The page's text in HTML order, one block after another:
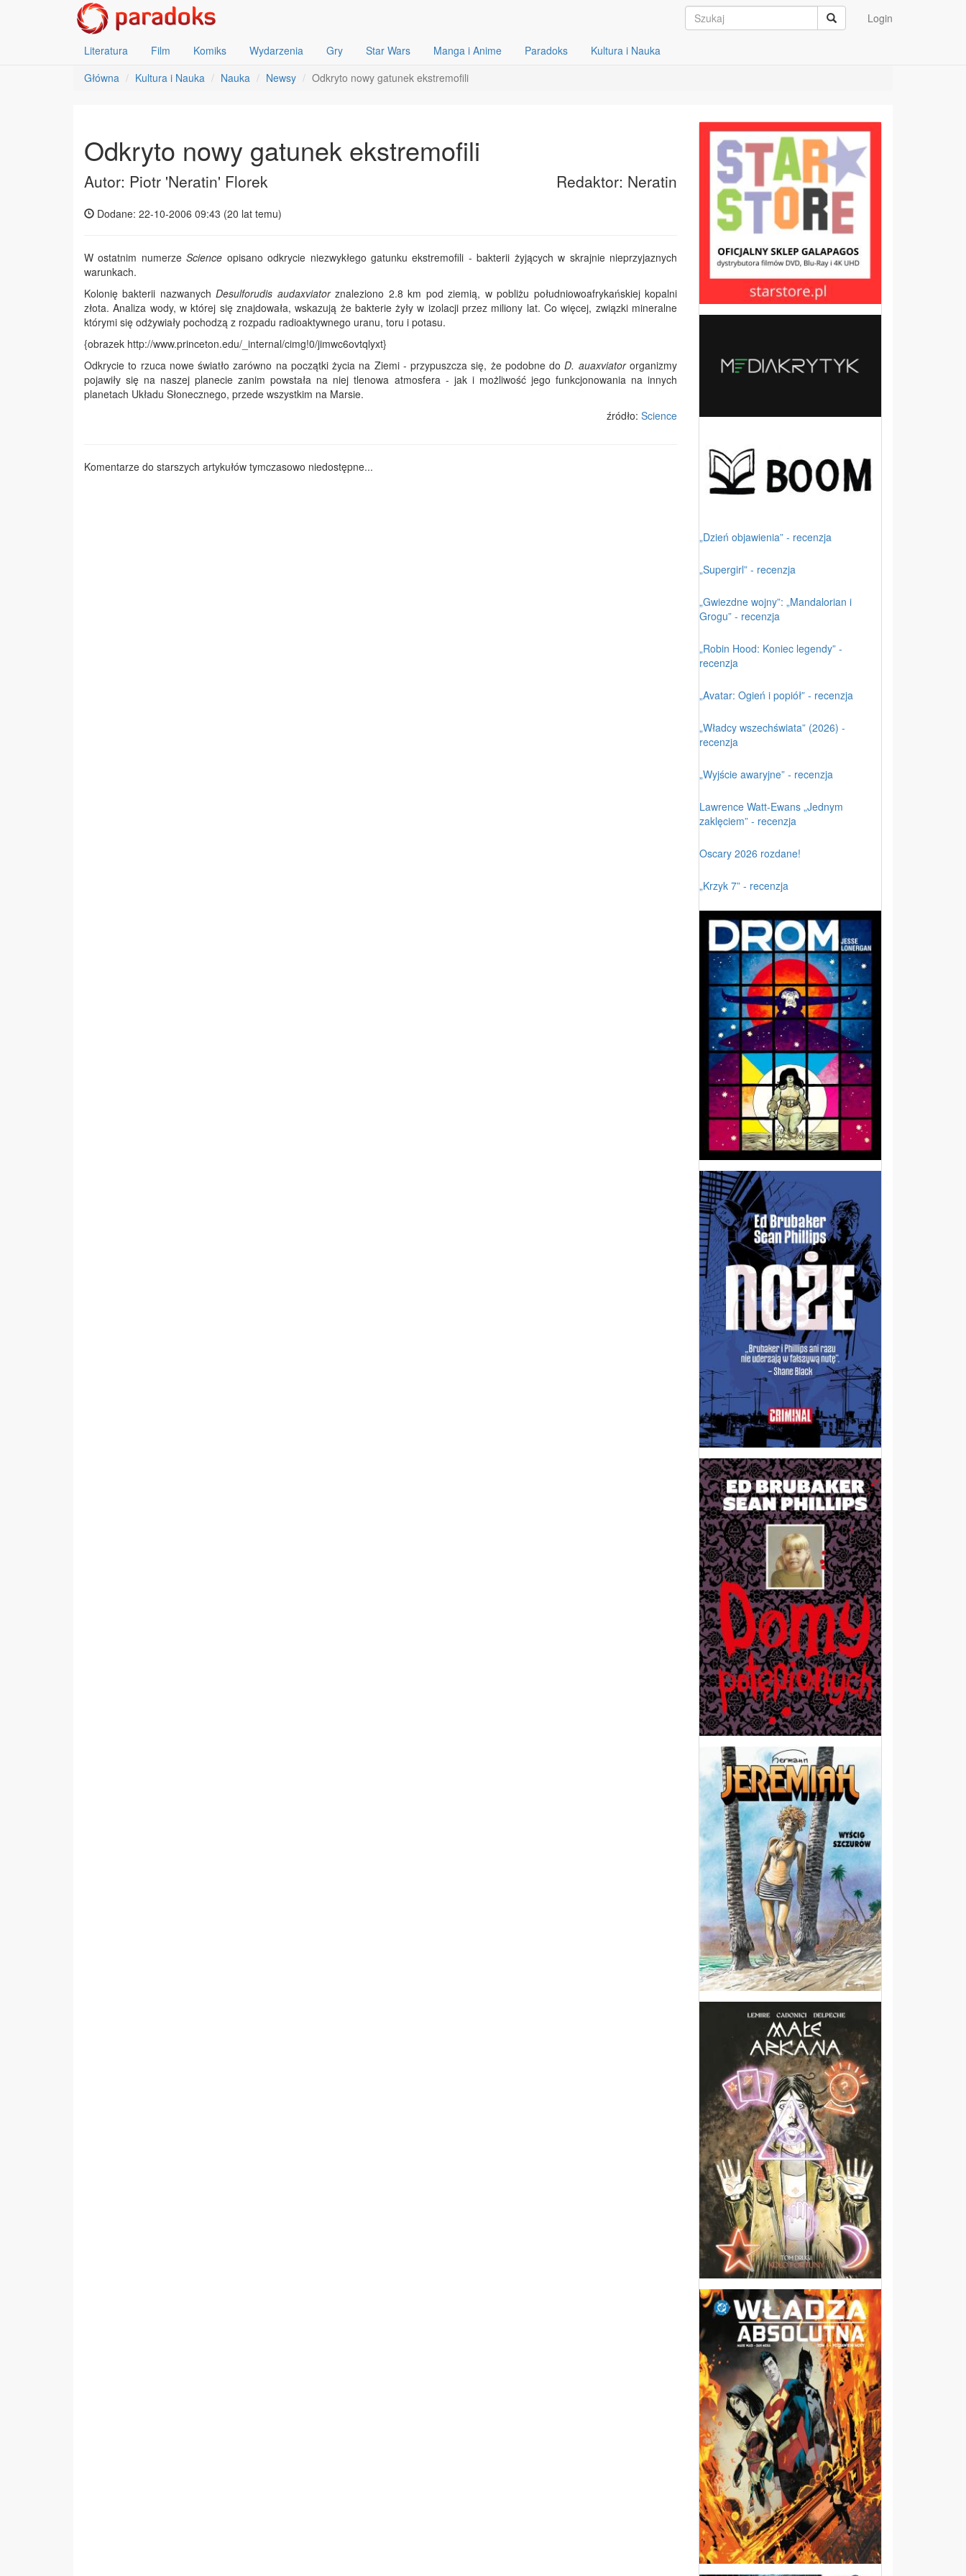
Login
Literatura Film Komiks Wydarzenia Gry Star Wars Manga i Anime Paradoks
Kultura i Nauka
Główna
Kultura i Nauka Nauka Newsy Odkryto nowy gatunek ekstremofili
Odkryto nowy gatunek ekstremofili
Autor: Piotr 'Neratin' Florek Redaktor: Neratin
Dodane: 22-10-2006 09:43 (20 lat temu)
W ostatnim numerzeScience opisano odkrycie niezwykłego gatunku ekstremofili - bakterii żyjących w skrajnie nieprzyjaznych
warunkach.
Kolonię bakterii nazwanychDesulforudis audaxviatorznaleziono 2.8 km pod ziemią, w pobliżu południowoafrykańskiej kopalni
złota. Analiza wody, w której się znajdowała, wskazują że bakterie żyły w izolacji przez miliony lat. Co więcej, związki mineralne
którymi się odżywiały pochodzą z rozpadu radioaktywnego uranu, toru i potasu.
{obrazek http://www.princeton.edu/_internal/cimg!0/jimwc6ovtqlyxt}
Odkrycie to rzuca nowe światło zarówno na początki życia na Ziemi - przypuszcza się, że podobne doD. auaxviatororganizmy
pojawiły się na naszej planecie zanim powstała na niej tlenowa atmosfera - jak i możliwość jego funkcjonowania na innych
planetach Układu Słonecznego, przede wszystkim na Marsie.
źródło: Science
Komentarze do starszych artykułów tymczasowo niedostępne...
„Dzień objawienia” - recenzja
„Supergirl” - recenzja
„Gwiezdne wojny”: „Mandalorian i
Grogu” - recenzja
„Robin Hood: Koniec legendy” -
recenzja
„Avatar: Ogień i popiół” - recenzja
„Władcy wszechświata” (2026) -
recenzja
„Wyjście awaryjne” - recenzja
Lawrence Watt-Ewans „Jednym
zaklęciem” - recenzja
Oscary 2026 rozdane!
„Krzyk 7” - recenzja